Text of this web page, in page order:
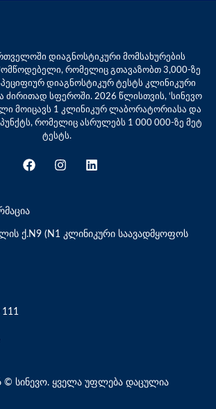
დიაგნოსტიკური მომსახურების
რომელიც გთავაზობთ 3,000-ზე
დიაგნოსტიკურ ტესტს კლინიკური
სფეროში. 2026 წლისთვის, ‘სინევო
მოიცავს 1 კლინიკურ ლაბორატორიასა და
რომელიც ასრულებს 1 000 000-ზე მეტ
ტესტს.
ქ.N9 (N1 კლინიკური საავადმყოფოს
111
© სინევო. ყველა უფლება დაცულია